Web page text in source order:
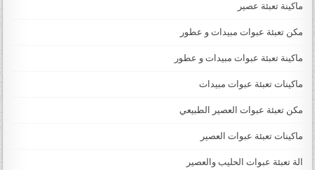
ماكينة تعبئة عصير
مكن تعبئة عبوات مبيدات و عطور
ماكينة تعبئة عبوات مبيدات و عطور
ماكينات تعبئة عبوات مبيدات
مكن تعبئة عبوات العصير الطبيعي
ماكينات تعبئة عبوات العصير
الة تعبئة عبوات الحليب والعصير